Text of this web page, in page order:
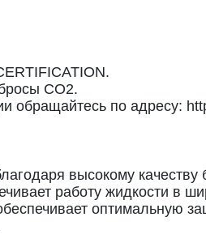
CO2.
обращайтесь по адресу:
высокому качеству
работу жидкости в
оптимальную